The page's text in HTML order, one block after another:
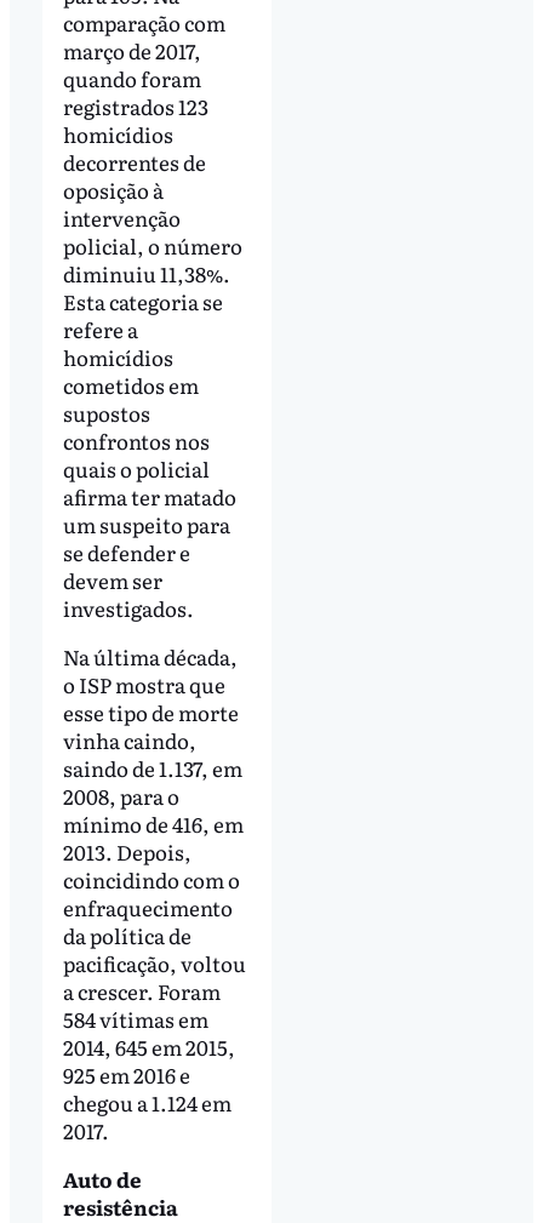
comparação com
março de 2017,
quando foram
registrados 123
homicídios
decorrentes de
oposição à
intervenção
policial, o número
diminuiu 11,38%.
Esta categoria se
refere a
homicídios
cometidos em
supostos
confrontos nos
quais o policial
afirma ter matado
um suspeito para
se defender e
devem ser
investigados.
Na última década,
o ISP mostra que
esse tipo de morte
vinha caindo,
saindo de 1.137, em
2008, para o
mínimo de 416, em
2013. Depois,
coincidindo com o
enfraquecimento
da política de
pacificação, voltou
a crescer. Foram
584 vítimas em
2014, 645 em 2015,
925 em 2016 e
chegou a 1.124 em
2017.
Auto de
resistência